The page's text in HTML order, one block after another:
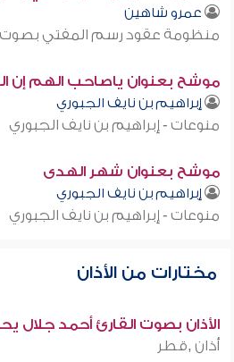
عمرو شاهين
منظومة عقود رسم المفتي
موشح بعنوان ياصاحب الهم إن
إبراهيم بن نايف الجبوري
منوعات - إبراهيم بن نايف الجبوري
موشح بعنوان شهر الهدى
إبراهيم بن نايف الجبوري
منوعات - إبراهيم بن نايف الجبوري
مختارات من الأذان
الأذان بصوت القارئ أحمد جلال
أذان ,قطر